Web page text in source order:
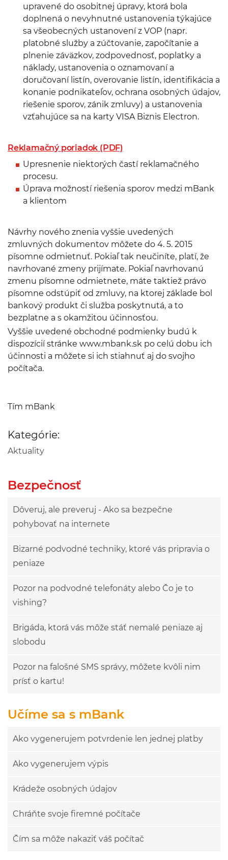
upravené do osobitnej úpravy, ktorá bola
doplnená o nevyhnutné ustanovenia týkajúce
sa všeobecných ustanovení z VOP (napr.
platobné služby a zúčtovanie, započítanie a
plnenie záväzkov, zodpovednosť, poplatky a
náklady, ustanovenia o oznamovaní a
doručovaní listín, overovanie listín, identifikácia a
konanie podnikateľov, ochrana osobných údajov,
riešenie sporov, zánik zmluvy) a ustanovenia
vzťahujúce sa na karty VISA Biznis Electron.
Reklamačný poriadok (PDF)
Upresnenie niektorých častí reklamačného
procesu.
Úprava možností riešenia sporov medzi mBank
a klientom
Návrhy nového znenia vyššie uvedených
zmluvných dokumentov môžete do 4. 5. 2015
písomne odmietnuť. Pokiaľ tak neučiníte, platí, že
navrhované zmeny prijímate. Pokiaľ navrhovanú
zmenu písomne odmietnete, máte taktiež právo
písomne odstúpiť od zmluvy, na ktorej základe bol
bankový produkt či služba poskytnutá, a to
bezplatne a s okamžitou účinnosťou.
Vyššie uvedené obchodné podmienky budú k
dispozícií stránke www.mbank.sk po celú dobu ich
účinnosti a môžete si ich stiahnuť aj do svojho
počítača.
Tím mBank
Kategórie:
Aktuality
Bezpečnosť
Dôveruj, ale preveruj - Ako sa bezpečne
pohybovať na internete
Bizarné podvodné techniky, ktoré vás pripravia o
peniaze
Pozor na podvodné telefonáty alebo Čo je to
vishing?
Brigáda, ktorá vás môže stáť nemalé peniaze aj
slobodu
Pozor na falošné SMS správy, môžete kvôli nim
prísť o kartu!
Učíme sa s mBank
Ako vygenerujem potvrdenie len jednej platby
Ako vygenerujem výpis
Krádeže osobných údajov
Chráňte svoje firemné počítače
Čím sa môže nakaziť váš počítač